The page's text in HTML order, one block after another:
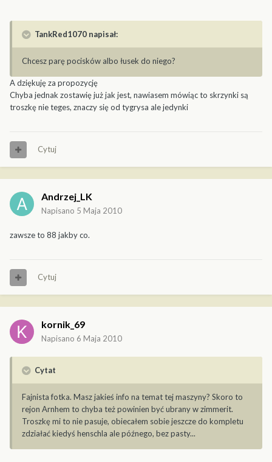
TankRed1070 napisał:
Chcesz parę pocisków albo łusek do niego?
A dziękuję za propozycję
Chyba jednak zostawię już jak jest, nawiasem mówiąc to skrzynki są
troszkę nie teges, znaczy się od tygrysa ale jedynki
Cytuj
Andrzej_LK
Napisano 5 Maja 2010
zawsze to 88 jakby co.
Cytuj
kornik_69
Napisano 6 Maja 2010
Cytat
Fajnista fotka. Masz jakieś info na temat tej maszyny? Skoro to
rejon Arnhem to chyba też powinien być ubrany w zimmerit.
Troszkę mi to nie pasuje, obiecałem sobie jeszcze do kompletu
zdziałać kiedyś henschla ale późnego, bez pasty...